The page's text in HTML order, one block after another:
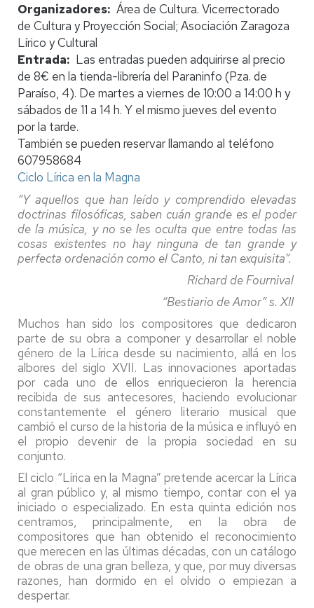
Organizadores Área de Cultura. Vicerrectorado
de Cultura y Proyección Social; Asociación Zaragoza
Lírico y Cultural
Entrada
Las entradas pueden adquirirse al precio
de 8€ en la tienda-librería del Paraninfo (Pza. de
Paraíso, 4). De martes a viernes de 10:00 a 14:00 h y
sábados de 11 a 14 h. Y el mismo jueves del evento
por la tarde.
También se pueden reservar llamando al teléfono
607958684
Ciclo Lírica en la Magna
“Y aquellos que han leído y comprendido elevadas
doctrinas filosóficas, saben cuán grande es el poder
de la música, y no se les oculta que entre todas las
cosas existentes no hay ninguna de tan grande y
perfecta ordenación como el Canto, ni tan exquisita”.
Richard de Fournival
“Bestiario de Amor” s. XII
Muchos han sido los compositores que dedicaron
parte de su obra a componer y desarrollar el noble
género de la Lírica desde su nacimiento, allá en los
albores del siglo XVII. Las innovaciones aportadas
por cada uno de ellos enriquecieron la herencia
recibida de sus antecesores, haciendo evolucionar
constantemente el género literario musical que
cambió el curso de la historia de la música e influyó en
el propio devenir de la propia sociedad en su
conjunto.
El ciclo “Lírica en la Magna” pretende acercar la Lírica
al gran público y, al mismo tiempo, contar con el ya
iniciado o especializado. En esta quinta edición nos
centramos, principalmente, en la obra de
compositores que han obtenido el reconocimiento
que merecen en las últimas décadas, con un catálogo
de obras de una gran belleza, y que, por muy diversas
razones, han dormido en el olvido o empiezan a
despertar.